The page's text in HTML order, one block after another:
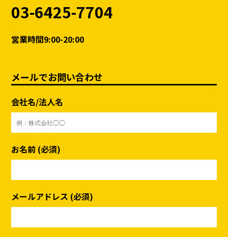
03-6425-7704
営業時間9:00-20:00
メールでお問い合わせ
会社名/法人名
お名前 (必須)
メールアドレス (必須)